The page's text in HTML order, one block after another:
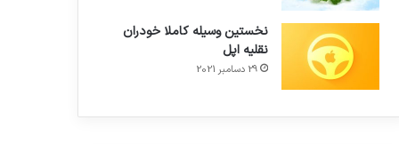
نخستین وسیله کاملا خودران
نقلیه اپل
29 دسامبر 2021